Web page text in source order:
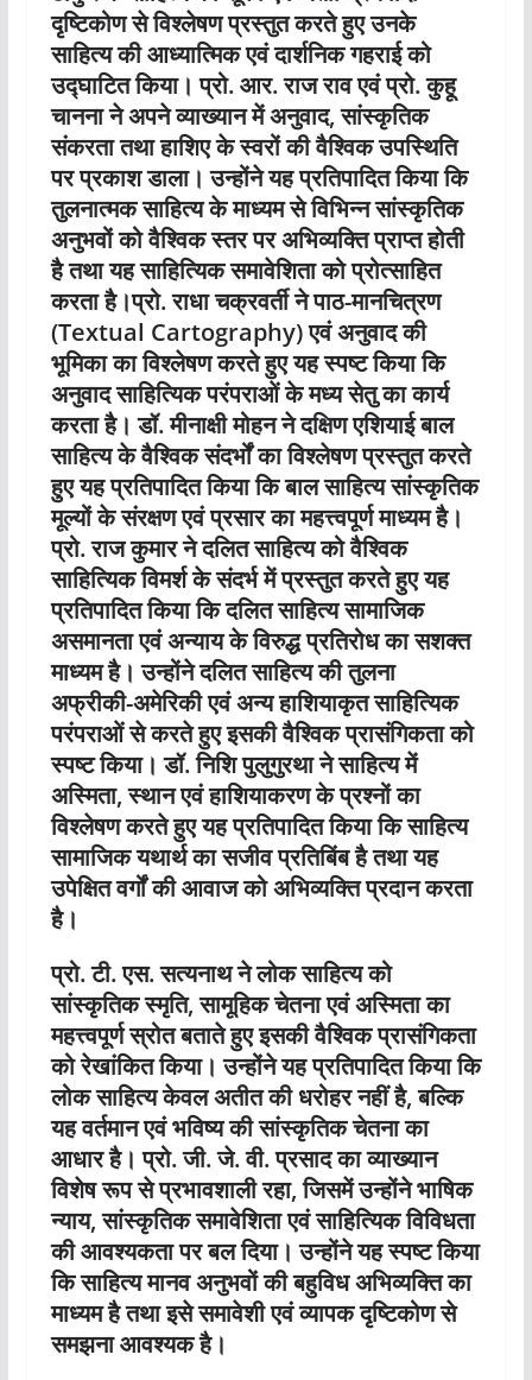
दृष्टिकोण से विश्लेषण प्रस्तुत करते हुए उनके
साहित्य की आध्यात्मिक एवं दार्शनिक गहराई को
उद्घाटित किया। प्रो. आर. राज राव एवं प्रो. कुहू
चानना ने अपने व्याख्यान में अनुवाद, सांस्कृतिक
संकरता तथा हाशिए के स्वरों की वैश्विक उपस्थिति
पर प्रकाश डाला। उन्होंने यह प्रतिपादित किया कि
तुलनात्मक साहित्य के माध्यम से विभिन्न सांस्कृतिक
अनुभवों को वैश्विक स्तर पर अभिव्यक्ति प्राप्त होती
है तथा यह साहित्यिक समावेशिता को प्रोत्साहित
करता है।प्रो. राधा चक्रवर्ती ने पाठ-मानचित्रण
(Textual Cartography) एवं अनुवाद की
भूमिका का विश्लेषण करते हुए यह स्पष्ट किया कि
अनुवाद साहित्यिक परंपराओं के मध्य सेतु का कार्य
करता है। डॉ. मीनाक्षी मोहन ने दक्षिण एशियाई बाल
साहित्य के वैश्विक संदर्भों का विश्लेषण प्रस्तुत करते
हुए यह प्रतिपादित किया कि बाल साहित्य सांस्कृतिक
मूल्यों के संरक्षण एवं प्रसार का महत्त्वपूर्ण माध्यम है।
प्रो. राज कुमार ने दलित साहित्य को वैश्विक
साहित्यिक विमर्श के संदर्भ में प्रस्तुत करते हुए यह
प्रतिपादित किया कि दलित साहित्य सामाजिक
असमानता एवं अन्याय के विरुद्ध प्रतिरोध का सशक्त
माध्यम है। उन्होंने दलित साहित्य की तुलना
अफ्रीकी-अमेरिकी एवं अन्य हाशियाकृत साहित्यिक
परंपराओं से करते हुए इसकी वैश्विक प्रासंगिकता को
स्पष्ट किया। डॉ. निशि पुलुगुरथा ने साहित्य में
अस्मिता, स्थान एवं हाशियाकरण के प्रश्नों का
विश्लेषण करते हुए यह प्रतिपादित किया कि साहित्य
सामाजिक यथार्थ का सजीव प्रतिबिंब है तथा यह
उपेक्षित वर्गों की आवाज को अभिव्यक्ति प्रदान करता
है।
प्रो. टी. एस. सत्यनाथ ने लोक साहित्य को
सांस्कृतिक स्मृति, सामूहिक चेतना एवं अस्मिता का
महत्त्वपूर्ण स्रोत बताते हुए इसकी वैश्विक प्रासंगिकता
को रेखांकित किया। उन्होंने यह प्रतिपादित किया कि
लोक साहित्य केवल अतीत की धरोहर नहीं है, बल्कि
यह वर्तमान एवं भविष्य की सांस्कृतिक चेतना का
आधार है। प्रो. जी. जे. वी. प्रसाद का व्याख्यान
विशेष रूप से प्रभावशाली रहा, जिसमें उन्होंने भाषिक
न्याय, सांस्कृतिक समावेशिता एवं साहित्यिक विविधता
की आवश्यकता पर बल दिया। उन्होंने यह स्पष्ट किया
कि साहित्य मानव अनुभवों की बहुविध अभिव्यक्ति का
माध्यम है तथा इसे समावेशी एवं व्यापक दृष्टिकोण से
समझना आवश्यक है।